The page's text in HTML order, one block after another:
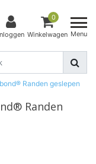
0
Winkelwagen Menu
Randen geslepen
Randen